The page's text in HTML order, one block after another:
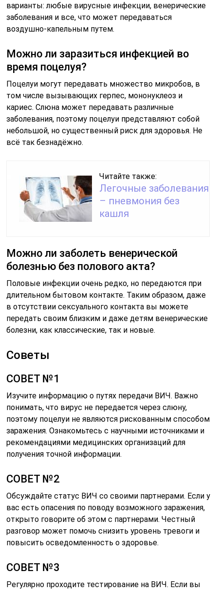
варианты: любые вирусные инфекции, венерические
заболевания и все, что может передаваться
воздушно-капельным путем.
Можно ли заразиться инфекцией во
время поцелуя?
Поцелуи могут передавать множество микробов, в
том числе вызывающих герпес, мононуклеоз и
кариес. Слюна может передавать различные
заболевания, поэтому поцелуи представляют собой
небольшой, но существенный риск для здоровья. Не
всё так безнадёжно.
Читайте также:
Легочные заболевания
– пневмония без
кашля
Можно ли заболеть венерической
болезнью без полового акта?
Половые инфекции очень редко, но передаются при
длительном бытовом контакте. Таким образом, даже
в отсутствии сексуального контакта вы можете
передать своим близким и даже детям венерические
болезни, как классические, так и новые.
Советы
СОВЕТ №1
Изучите информацию о путях передачи ВИЧ. Важно
понимать, что вирус не передается через слюну,
поэтому поцелуи не являются рискованным способом
заражения. Ознакомьтесь с научными источниками и
рекомендациями медицинских организаций для
получения точной информации.
СОВЕТ №2
Обсуждайте статус ВИЧ со своими партнерами. Если у
вас есть опасения по поводу возможного заражения,
открыто говорите об этом с партнерами. Честный
разговор может помочь снизить уровень тревоги и
повысить осведомленность о здоровье.
СОВЕТ №3
Регулярно проходите тестирование на ВИЧ. Если вы